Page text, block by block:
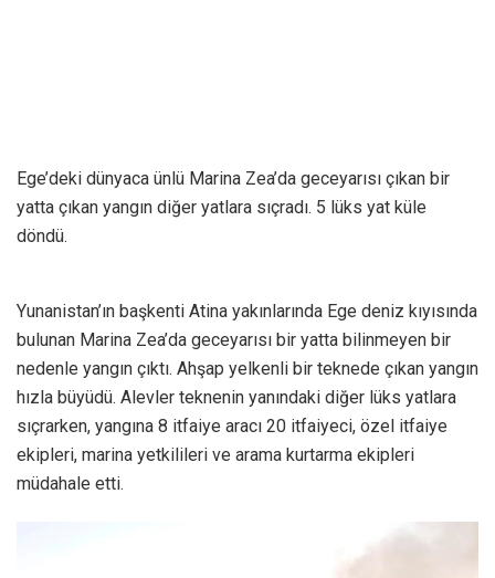
Ege’deki dünyaca ünlü Marina Zea’da geceyarısı çıkan bir
yatta çıkan yangın diğer yatlara sıçradı. 5 lüks yat küle
döndü.
Yunanistan’ın başkenti Atina yakınlarında Ege deniz kıyısında
bulunan Marina Zea’da geceyarısı bir yatta bilinmeyen bir
nedenle yangın çıktı. Ahşap yelkenli bir teknede çıkan yangın
hızla büyüdü. Alevler teknenin yanındaki diğer lüks yatlara
sıçrarken, yangına 8 itfaiye aracı 20 itfaiyeci, özel itfaiye
ekipleri, marina yetkilileri ve arama kurtarma ekipleri
müdahale etti.